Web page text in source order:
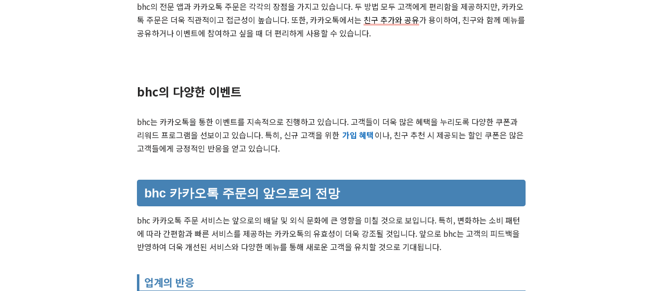
bhc의 전문 앱과 카카오톡 주문은 각각의 장점을 가지고 있습니다. 두 방법 모두 고객에게 편리함을 제공하지만, 카카오
톡 주문은 더욱 직관적이고 접근성이 높습니다. 또한, 카카오톡에서는 친구 추가와 공유가 용이하여, 친구와 함께 메뉴를
공유하거나 이벤트에 참여하고 싶을 때 더 편리하게 사용할 수 있습니다.
bhc의 다양한 이벤트
bhc는 카카오톡을 통한 이벤트를 지속적으로 진행하고 있습니다. 고객들이 더욱 많은 혜택을 누리도록 다양한 쿠폰과
리워드 프로그램을 선보이고 있습니다. 특히, 신규 고객을 위한 가입 혜택 이나, 친구 추천 시 제공되는 할인 쿠폰은 많은
고객들에게 긍정적인 반응을 얻고 있습니다.
bhc 카카오톡 주문의 앞으로의 전망
bhc 카카오톡 주문 서비스는 앞으로의 배달 및 외식 문화에 큰 영향을 미칠 것으로 보입니다. 특히, 변화하는 소비 패턴
에 따라 간편함과 빠른 서비스를 제공하는 카카오톡의 유효성이 더욱 강조될 것입니다. 앞으로 bhc는 고객의 피드백을
반영하여 더욱 개선된 서비스와 다양한 메뉴를 통해 새로운 고객을 유치할 것으로 기대됩니다.
업계의 반응